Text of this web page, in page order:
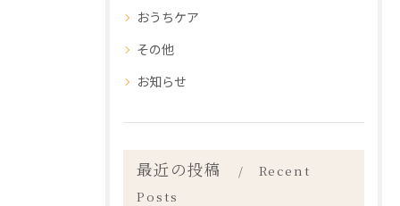
おうちケア
その他
お知らせ
最近の投稿
Recent
Posts